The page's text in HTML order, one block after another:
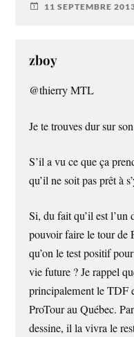
11 SEPTEMBRE
zboy
@thierry MTL
Je te trouves dur sur
S’il a vu ce que ça
qu’il ne soit pas prêt à
Si, du fait qu’il est l’un
pouvoir faire le tour de
qu’on le test positif
vie future ? Je rappel
principalement le TDF
ProTour au Québec.
dessine, il la vivra le